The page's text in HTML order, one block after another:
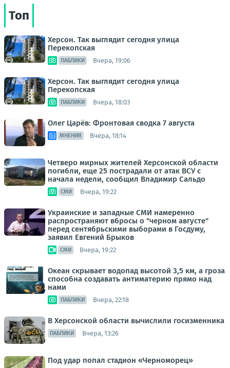
Топ
Херсон. Так выглядит сегодня улица
Перекопская
ПАБЛИКИ Вчера, 19:06
Херсон. Так выглядит сегодня улица
Перекопская
ПАБЛИКИ Вчера, 18:03
Олег Царёв: Фронтовая сводка 7 августа
МНЕНИЯ Вчера, 18:14
Четверо мирных жителей Херсонской области
погибли, еще 25 пострадали от атак ВСУ с
начала недели, сообщил Владимир Сальдо
СМИ Вчера, 19:22
Украинские и западные СМИ намеренно
распространяют вбросы о "черном августе"
перед сентябрьскими выборами в Госдуму,
заявил Евгений Брыков
СМИ Вчера, 19:22
Океан скрывает водопад высотой 3,5 км, а гроза
способна создавать антиматерию прямо над
нами
ПАБЛИКИ Вчера, 22:18
В Херсонской области вычислили госизменника
ПАБЛИКИ Вчера, 13:26
Под удар попал стадион «Черноморец»